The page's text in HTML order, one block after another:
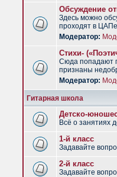
Обсуждение
Здесь можно
проходят в ЦАПе
Модератор:
Стихи-
Сюда попадают
признаны
Модератор:
Гитарная школа
Детско-
Всё о занятиях
1-й класс
Задавайте
2-й класс
Задавайте